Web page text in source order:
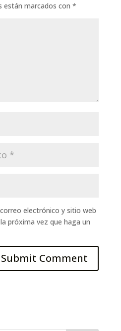
están marcados con *
electrónico y sitio web
próxima vez que haga un